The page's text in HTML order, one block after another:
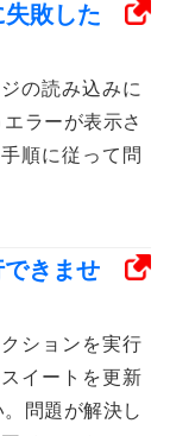
敗した
の読み込みに
ラーが表示さ
順に従って問
きませ
ションを実行
イートを更新
問題が解決し